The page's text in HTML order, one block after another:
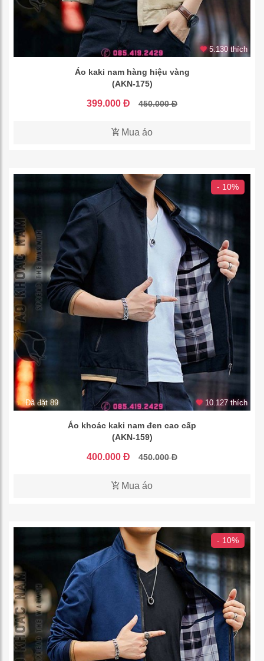
5.130 thích
Áo kaki nam hàng hiệu vàng
(AKN-175)
399.000 Đ 450.000 Đ
Mua áo
- 10%
Đã đặt 89 10.127 thích
Áo khoác kaki nam đen cao cấp
(AKN-159)
400.000 Đ 450.000 Đ
Mua áo
- 10%